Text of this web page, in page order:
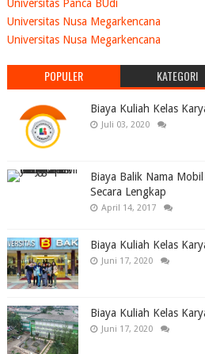
Universitas Panca BUdi
Universitas Nusa Megarkencana
Universitas Nusa Megarkencana
POPULER KATEGORI
Biaya Kuliah Kelas
Juli 03, 2020
Biaya Balik Nama
Secara Lengkap
April 14, 2017
Biaya Kuliah Kelas
Juni 17, 2020
Biaya Kuliah Kelas
Juni 17, 2020